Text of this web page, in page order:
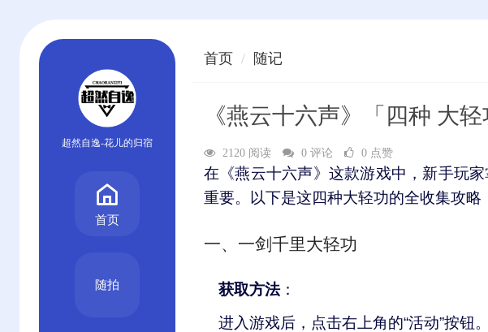
超然自逸-花儿的归宿
首页
随拍
首页 随记
《燕云十六声》「四种 大
2120 阅读 0 评论 0 点赞
在《燕云十六声》这款游戏中，新手玩
重要。以下是这四种大轻功的全收集攻略
一、一剑千里大轻功
获取方法：
进入游戏后，点击右上角的“活动”按钮。